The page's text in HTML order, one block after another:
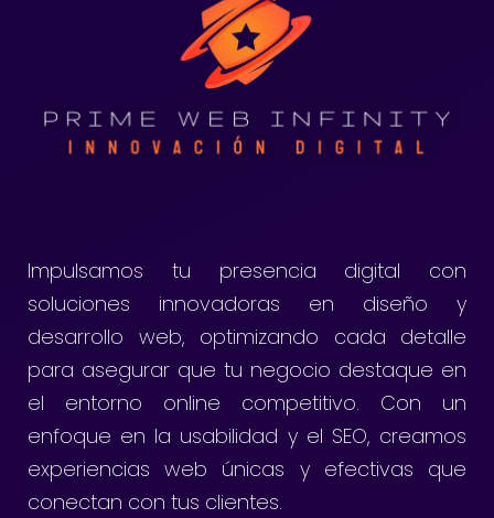
Impulsamos tu presencia digital con
soluciones innovadoras en diseño y
desarrollo web, optimizando cada detalle
para asegurar que tu negocio destaque en
el entorno online competitivo. Con un
enfoque en la usabilidad y el SEO, creamos
experiencias web únicas y efectivas que
conectan con tus clientes.